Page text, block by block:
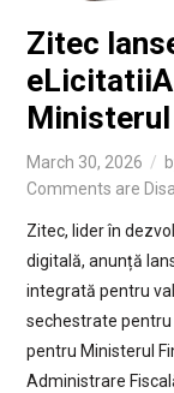
Zitec
Ministerul
March 30, 2026
Comments are
Zitec, lider în
digitală, anunță
integrată pentru
sechestrate
pentru Ministerul
Administrare